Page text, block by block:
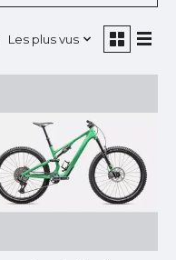
Les plus vus